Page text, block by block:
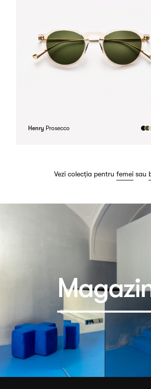
Henry Prosecco
Vezi colecția pentru femei sau